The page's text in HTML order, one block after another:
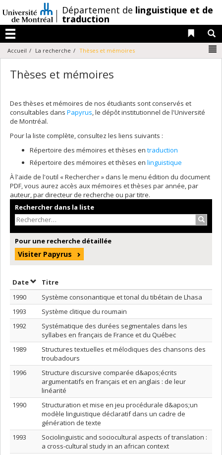
au
contenu
/Département de linguistique et de
traduction
Menu
Liens
Accueil La recherche Thèses et mémoires
Thèses et mémoires
Des thèses et mémoires de nos étudiants sont conservés et
consultables dans Papyrus, le dépôt institutionnel de l'Université
de Montréal.
Pour la liste complète, consultez les liens suivants :
Répertoire des mémoires et thèses en traduction
Répertoire des mémoires et thèses en linguistique
À l'aide de l'outil « Rechercher » dans le menu édition du document
PDF, vous aurez accès aux mémoires et thèses par année, par
auteur, par directeur de recherche ou par titre.
Rechercher dans la liste
Pour une recherche détaillée
Visiter Papyrus
DateTrier par date en ordre décroissant
Titre
1990
Système consonantique et tonal du tibétain de Lhasa
1993
Système clitique du roumain
1992
Systématique des durées segmentales dans les
syllabes en français de France et du Québec
1989
Structures textuelles et mélodiques des chansons des
troubadours
1996
Structure discursive comparée d&apos;écrits
argumentatifs en français et en anglais : de leur
linéarité
1990
Structuration et mise en jeu procédurale d&apos;un
modèle linguistique déclaratif dans un cadre de
génération de texte
1993
Sociolinguistic and sociocultural aspects of translation :
a cross-cultural study in an african context